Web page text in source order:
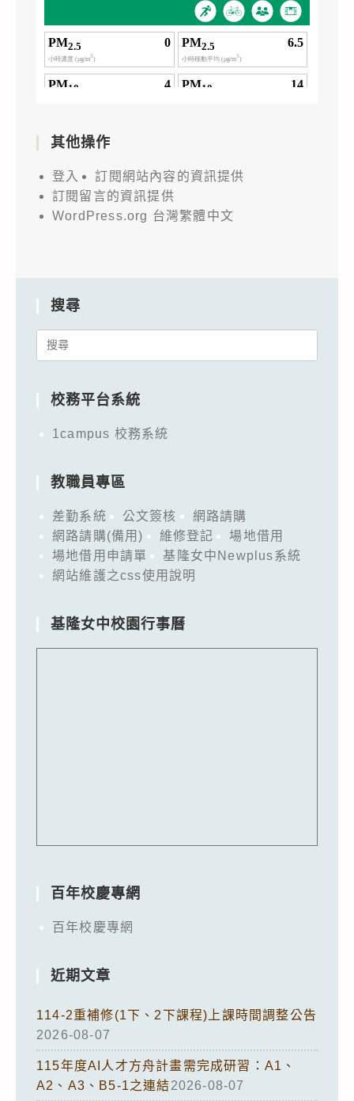
其他操作
登入
訂閱網站內容的資訊提供
訂閱留言的資訊提供
WordPress.org 台灣繁體中文
搜尋
Search
校務平台系統
1campus 校務系統
教職員專區
差勤系統 公文簽核
網路請購
網路請購(備用)
維修登記
場地借用
場地借用申請單
基隆女中Newplus系統
網站維護之css使用說明
基隆女中校園行事曆
百年校慶專網
百年校慶專網
近期文章
114-2重補修(1下、2下課程)上課時間調整公告
2026-08-07
115年度AI人才方舟計畫需完成研習：A1、
A2、A3、B5-1之連結2026-08-07